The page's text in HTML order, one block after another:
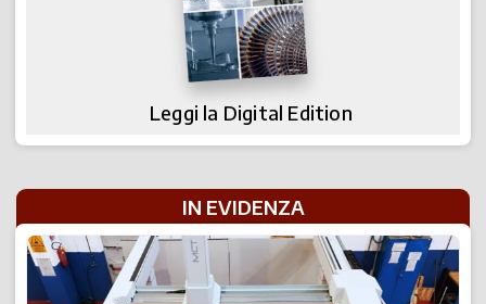
Leggi la Digital Edition
IN EVIDENZA